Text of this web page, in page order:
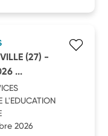
(27) -
...
L'EDUCATION
2026